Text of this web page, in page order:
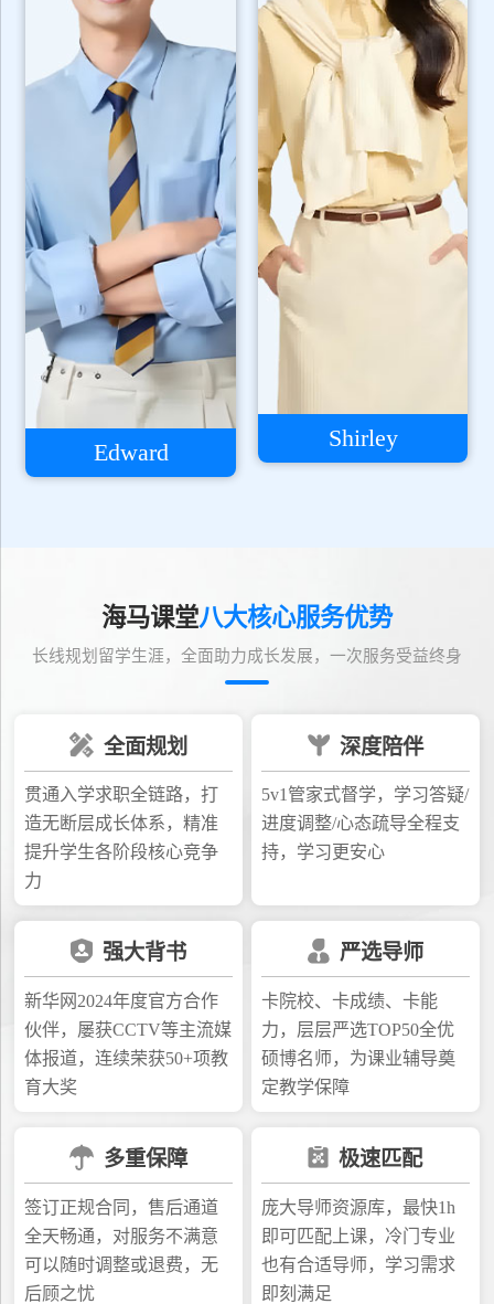
Edward
Shirley
海马课堂八大核心服务优势
长线规划留学生涯，全面助力成长发展，一次服务受益终身
全面规划
贯通入学求职全链路，打
造无断层成长体系，精准
提升学生各阶段核心竞争
力
深度陪伴
5v1管家式督学，学习答疑/
进度调整/心态疏导全程支
持，学习更安心
强大背书
新华网2024年度官方合作
伙伴，屡获CCTV等主流媒
体报道，连续荣获50+项教
育大奖
严选导师
卡院校、卡成绩、卡能
力，层层严选TOP50全优
硕博名师，为课业辅导奠
定教学保障
多重保障
签订正规合同，售后通道
全天畅通，对服务不满意
可以随时调整或退费，无
后顾之忧
极速匹配
庞大导师资源库，最快1h
即可匹配上课，冷门专业
也有合适导师，学习需求
即刻满足